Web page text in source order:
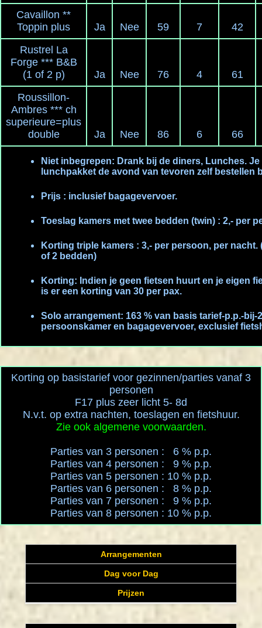
Cavaillon **
Toppin plus
Ja Nee 59 7
42
Rustrel La
Forge *** B&B
(1 of 2 p)
Ja Nee 76 4
61
Roussillon-
Ambres *** ch
superieure=plus
double
Ja Nee 86 6 66
Niet inbegrepen: Drank bij de diners, Lunches.
lunchpakket de avond van tevoren zelf bestellen
Prijs : inclusief bagagevervoer.
Toeslag kamers met twee bedden (twin) : 2,- per
Korting triple kamers : 3,- per persoon, per nacht.
of 2 bedden)
Korting: Indien je geen fietsen huurt en je eigen
is er een korting van 30 per pax.
Solo arrangement: 163 % van basis tarief-p.p.-bij-
persoonskamer en bagagevervoer, exclusief
Korting op basistarief voor gezinnen/parties vanaf 3
personen
F17 plus zeer licht 5- 8d
N.v.t. op extra nachten, toeslagen en fietshuur.
Zie ook algemene voorwaarden.
Parties van 3 personen : 6 % p.p.
Parties van 4 personen : 9 % p.p.
Parties van 5 personen : 10 % p.p.
Parties van 6 personen : 8 % p.p.
Parties van 7 personen : 9 % p.p.
Parties van 8 personen : 10 % p.p.
Arrangementen
Dag voor Dag
Prijzen